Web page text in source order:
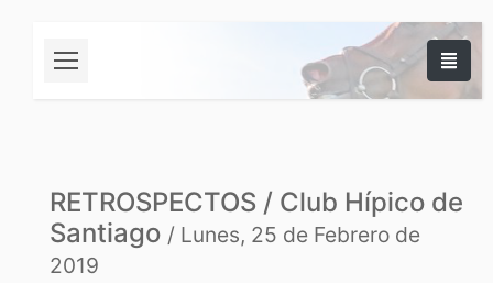
RETROSPECTOS / Club Hípico de
Santiago / Lunes, 25 de Febrero de
2019